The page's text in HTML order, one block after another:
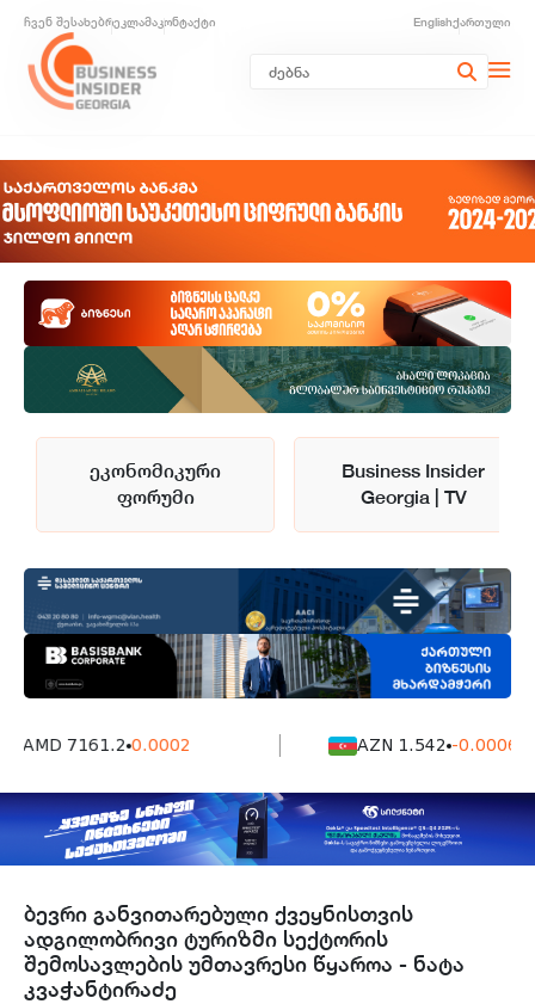
ჩვენ შესახებრეკლამაკონტაქტი Englishქართული
ეკონომიკური
ფორუმი
Business Insider
Georgia | TV
AMD 7161.2 0.0002 AZN 1.542 -0.0006
ბევრი განვითარებული ქვეყნისთვის
ადგილობრივი ტურიზმი სექტორის
შემოსავლების უმთავრესი წყაროა - ნატა
კვაჭანტირაძე